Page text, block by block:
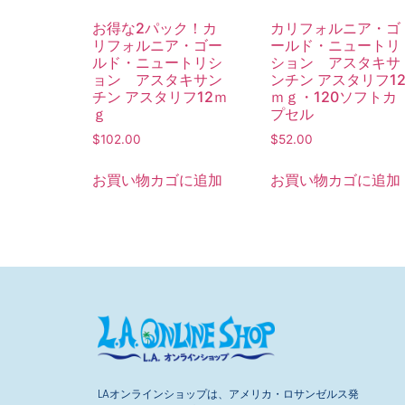
お得な2パック！カ
リフォルニア・ゴー
ルド・ニュートリシ
ョン アスタキサン
チン アスタリフ12ｍ
ｇ
$102.00
お買い物カゴに追加
カリフォルニア・ゴ
ールド・ニュートリ
ション アスタキサ
ンチン アスタリフ
ｍｇ・120ソフトカ
プセル
$52.00
お買い物カゴに追加
LAオンラインショップは、アメリカ・ロサンゼルス発